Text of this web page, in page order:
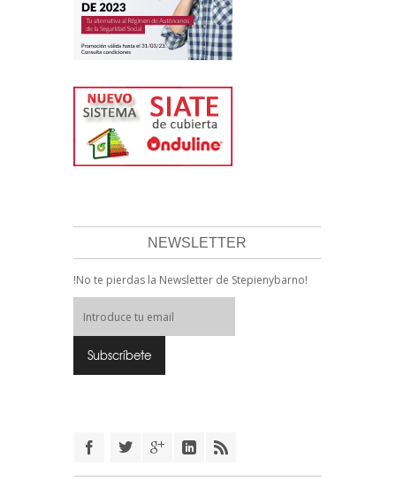
NEWSLETTER
!No te pierdas la Newsletter de Stepienybarno!